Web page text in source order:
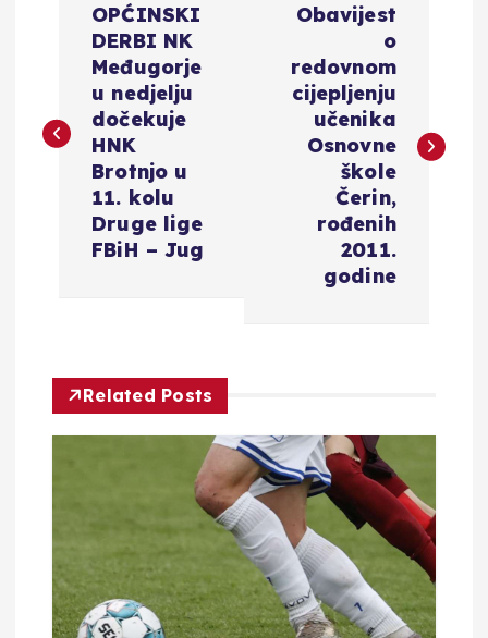
i
o
b
OPĆINSKI
DERBI NK
Međugorje
u nedjelju
dočekuje
HNK
Brotnjo u
11. kolu
Druge lige
FBiH – Jug
Obavijest
o
redovnom
cijepljenju
učenika
Osnovne
škole
Čerin,
rođenih
2011.
godine
Related Posts